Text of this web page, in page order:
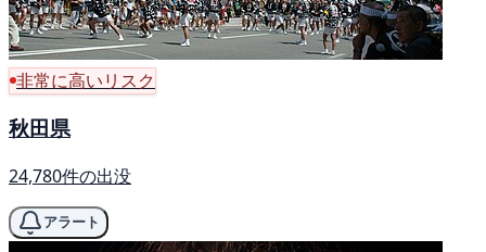
非常に高いリスク
秋田県
24,780件の出没
アラート